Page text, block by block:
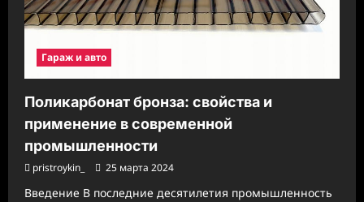
Гараж и авто
Поликарбонат бронза: свойства и
применение в современной
промышленности
pristroykin_ 25 марта 2024
Введение В последние десятилетия промышленность